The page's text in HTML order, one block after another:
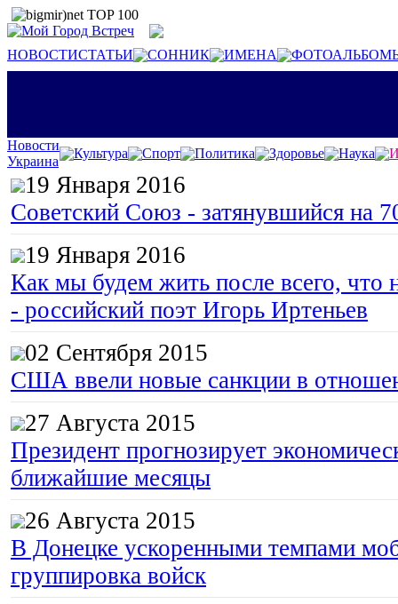
НОВОСТИСТАТЬИ СОННИК ИМЕНА
Новости
Украина
Культура Спорт Политика Здоровье Наука
19 Января 2016
Советский Союз - затянувшийся на
19 Января 2016
Как мы будем жить после всего, что
- российский поэт Игорь Иртеньев
02 Сентября 2015
США ввели новые санкции в
27 Августа 2015
Президент прогнозирует
ближайшие месяцы
26 Августа 2015
В Донецке ускоренными темпами
группировка войск